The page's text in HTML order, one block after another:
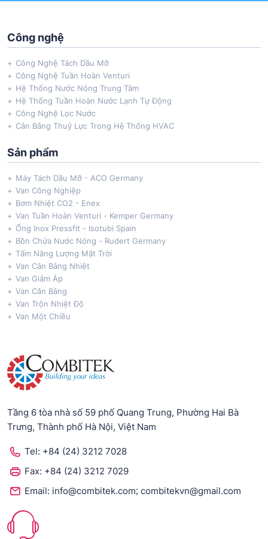
Công nghệ
Công Nghệ Tách Dầu Mỡ
Công Nghệ Tuần Hoàn Venturi
Hệ Thống Nước Nóng Trung Tâm
Hệ Thống Tuần Hoàn Nước Lạnh Tự Động
Công Nghệ Lọc Nước
Cân Bằng Thuỷ Lực Trong Hệ Thống HVAC
Sản phẩm
Máy Tách Dầu Mỡ - ACO Germany
Van Công Nghiệp
Bơm Nhiệt CO2 - Enex
Van Tuần Hoàn Venturi - Kemper Germany
Ống Inox Pressfit - Isotubi Spain
Bồn Chứa Nước Nóng - Rudert Germany
Tấm Năng Lượng Mặt Trời
Van Cân Bằng Nhiệt
Van Giảm Áp
Van Cân Bằng
Van Trộn Nhiệt Độ
Van Một Chiều
Tầng 6 tòa nhà số 59 phố Quang Trung, Phường Hai Bà
Trưng, Thành phố Hà Nội, Việt Nam
Tel: +84 (24) 3212 7028
Fax: +84 (24) 3212 7029
Email: info@combitek.com; combitekvn@gmail.com